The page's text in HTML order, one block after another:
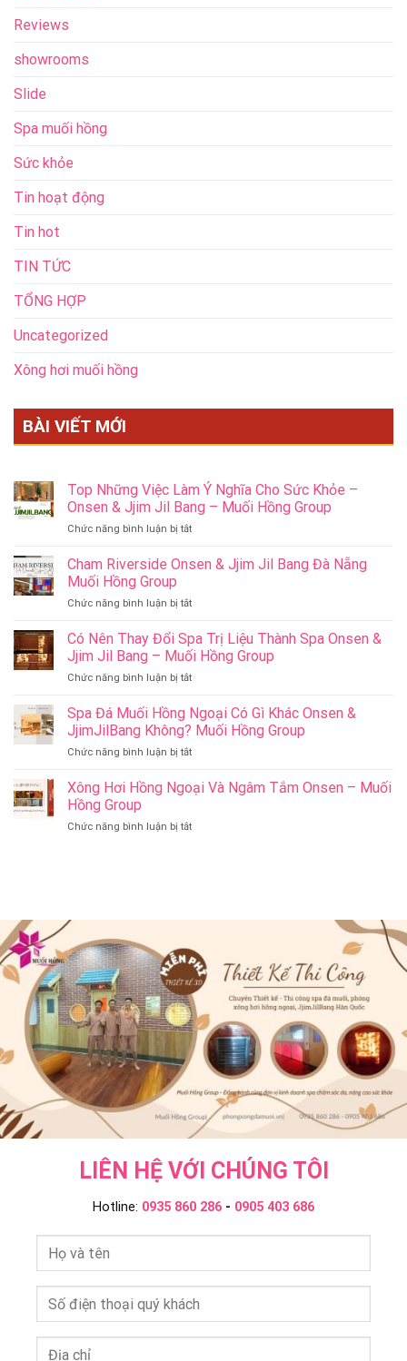
Reviews
showrooms
Slide
Spa muối hồng
Sức khỏe
Tin hoạt động
Tin hot
TIN TỨC
TỔNG HỢP
Uncategorized
Xông hơi muối hồng
BÀI VIẾT MỚI
Top Những Việc Làm Ý Nghĩa Cho Sức Khỏe –
Onsen & Jjim Jil Bang – Muối Hồng Group
Chức năng bình luận bị tắtở
Những
Ý
Cho
Sức
–
&
Jjim
Muối
Cham Riverside Onsen & Jjim Jil Bang Đà Nẵng
Muối Hồng Group
Chức năng bình luận bị tắtở
Riverside
Onsen
&
Jjim
Bang
Đà
Muối
Group
Có Nên Thay Đổi Spa Trị Liệu Thành Spa Onsen &
Jjim Jil Bang – Muối Hồng Group
Chức năng bình luận bị tắtở
Nên
Thay
Đổi
Spa
Liệu
Onsen
Group
Spa Đá Muối Hồng Ngoại Có Gì Khác Onsen &
JjimJilBang Không? Muối Hồng Group
Chức năng bình luận bị tắtở
Đá
Muối
Ngoại
JjimJilBang
Muối
Hồng
Group
Xông Hơi Hồng Ngoại Và Ngâm Tắm Onsen – Muối
Hồng Group
Chức năng bình luận bị tắtở
Ngâm
Onsen
–
Muối
Hồng
Group
LIÊN HỆ VỚI CHÚNG TÔI
Hotline: 0935 860 286 - 0905 403 686